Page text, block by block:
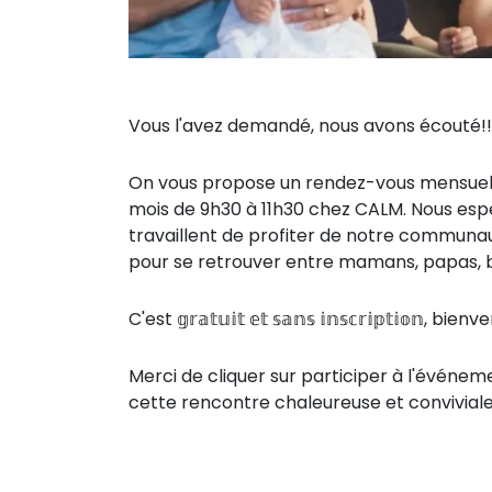
Vous l'avez demandé, nous avons
On vous propose un rendez-vous
mois de 9h30 à 11h30 chez CALM. Nous
travaillent de profiter de notre
pour se retrouver entre mamans, papas,
C'est 𝕘𝕣𝕒𝕥𝕦𝕚𝕥 𝕖𝕥 𝕤𝕒𝕟𝕤 𝕚𝕟𝕤𝕔𝕣𝕚𝕡𝕥𝕚𝕠𝕟,
Merci de cliquer sur participer à
cette rencontre chaleureuse et